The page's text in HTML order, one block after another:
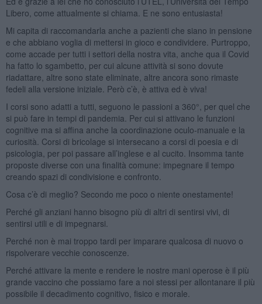
Libero, come attualmente si chiama. E ne sono entusiasta!
Mi capita di raccomandarla anche a pazienti che siano in pensione
e che abbiano voglia di mettersi in gioco e condividere. Purtroppo,
come accade per tutti i settori della nostra vita, anche qua il Covid
ha fatto lo sgambetto, per cui alcune attività si sono dovute
riadattare, altre sono state eliminate, altre ancora sono rimaste
fedeli alla versione iniziale. Però c’è, è attiva ed è viva!
I corsi sono adatti a tutti, seguono le passioni a 360°, per quel che
si può fare in tempi di pandemia. Per cui si attivano le funzioni
cognitive ma si affina anche la coordinazione oculo-manuale e la
curiosità. Corsi di bricolage si intersecano a corsi di poesia e di
psicologia, per poi passare all’inglese e al cucito. Insomma tante
proposte diverse con una finalità comune: impegnare il tempo
creando spazi di condivisione e confronto.
Cosa c’è di meglio? Secondo me poco o niente onestamente!
Perché gli anziani hanno bisogno più di altri di sentirsi vivi, di
sentirsi utili e di impegnarsi.
Perché non è mai troppo tardi per imparare qualcosa di nuovo o
rispolverare vecchie conoscenze.
Perché attivare la mente e rendere le nostre mani operose è il più
grande vaccino che possiamo fare a noi stessi per allontanare il più
possibile il decadimento cognitivo, fisico e morale.